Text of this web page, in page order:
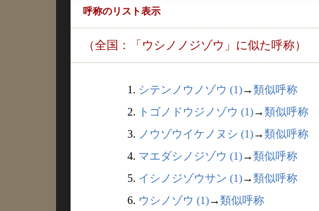
呼称のリスト表示
（全国：「ウシノノジゾウ」に似た呼称）
1. シテンノウノゾウ (1)→類似呼称
2.
トゴノドウジノゾウ (1)→類似呼称
3. ノウゾウイケノヌシ (1)→類似呼称
4. マエダシノジゾウ (1)→類似呼称
5. イシノジゾウサン (1)→類似呼称
6. ウシノゾウ (1)→類似呼称